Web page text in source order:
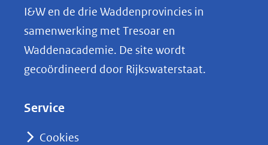
k
e
I&W en de drie Waddenprovincies in
samenwerking met Tresoar en
Waddenacademie. De site wordt
gecoördineerd door Rijkswaterstaat.
Service
Cookies